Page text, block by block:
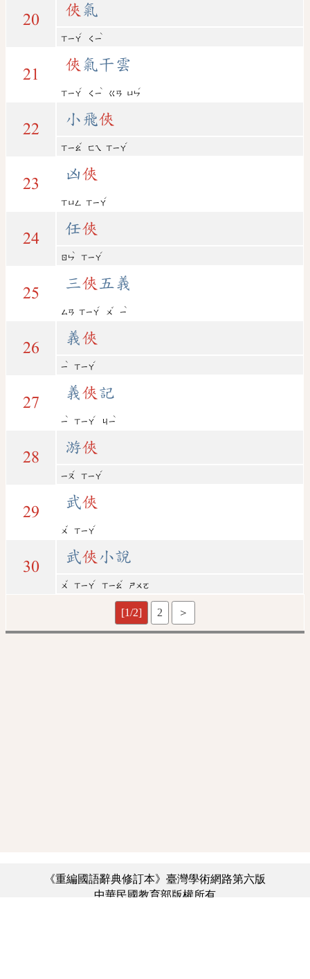
20
俠 氣
ㄒㄧㄚ
ˊ
ㄑㄧ
ˋ
21
俠 氣干雲
ㄒㄧㄚ
ˊ
ㄑㄧ
ˋ
ㄍㄢ ㄩㄣ
ˊ
22
小飛俠
ㄒㄧㄠ
ˇ
ㄈㄟ ㄒㄧㄚ
ˊ
23
凶俠
ㄒㄩㄥ ㄒㄧㄚ
ˊ
24
任俠
ㄖㄣ
ˋ
ㄒㄧㄚ
ˊ
25
三俠 五義
ㄙㄢ ㄒㄧㄚ
ˊ
ㄨ
ˇ
ㄧ
ˋ
26
義俠
ㄧ
ˋ
ㄒㄧㄚ
ˊ
27
義俠 記
ㄧ
ˋ
ㄒㄧㄚ
ˊ
ㄐㄧ
ˋ
28
游俠
ㄧㄡ
ˊ
ㄒㄧㄚ
ˊ
29
武俠
ㄨ
ˇ
ㄒㄧㄚ
ˊ
30
武俠 小說
ㄨ
ˇ
ㄒㄧㄚ
ˊ
ㄒㄧㄠ
ˇ
ㄕㄨㄛ
[1/2] 2 ＞
《重編國語辭典修訂本》臺灣學術網路第六版
中華民國教育部版權所有